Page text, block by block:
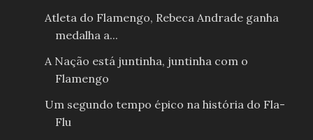
Atleta do Flamengo, Rebeca Andrade ganha
medalha a...
A Nação está juntinha, juntinha com o
Flamengo
Um segundo tempo épico na história do Fla-
Flu